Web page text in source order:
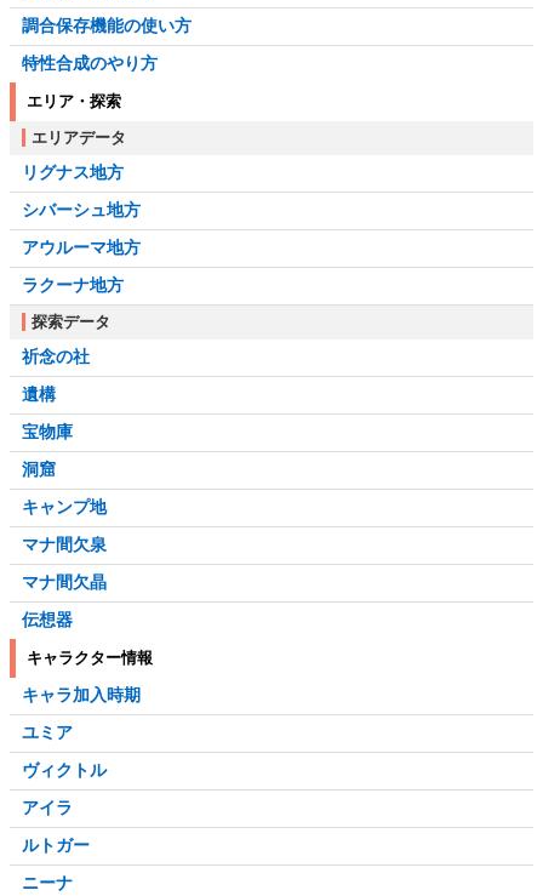
調合保存機能の使い方
特性合成のやり方
エリア・探索
エリアデータ
リグナス地方
シバーシュ地方
アウルーマ地方
ラクーナ地方
探索データ
祈念の社
遺構
宝物庫
洞窟
キャンプ地
マナ間欠泉
マナ間欠晶
伝想器
キャラクター情報
キャラ加入時期
ユミア
ヴィクトル
アイラ
ルトガー
ニーナ